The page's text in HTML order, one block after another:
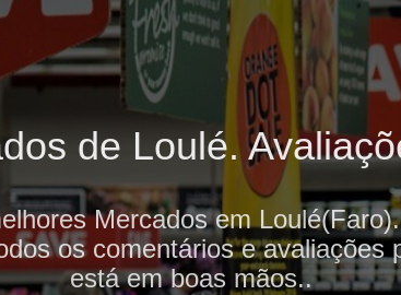
de Loulé.
Mercados em
os comentários e avaliações
está em boas mãos..